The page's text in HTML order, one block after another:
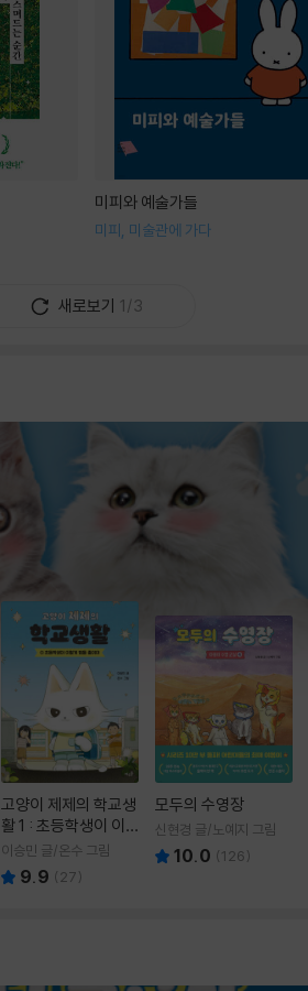
미피와 예술가들
미피, 미술관에 가다
새로보기 1/3
고양이 제제의 학교생
활 1 : 초등학생이 이
렇게 힘들 줄이야
이승민 글/온수 그림
9.9 ( 27)
모두의 수영장
신현경 글/노예지 그림
10.0 (126)